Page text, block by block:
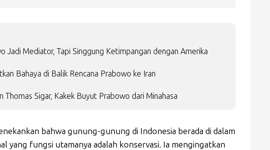
Jadi Mediator, Tapi Singgung Ketimpangan dengan Amerika
Bahaya di Balik Rencana Prabowo ke Iran
Thomas Sigar, Kakek Buyut Prabowo dari Minahasa
bahwa gunung-gunung di Indonesia berada di dalam
yang fungsi utamanya adalah konservasi. Ia mengingatkan